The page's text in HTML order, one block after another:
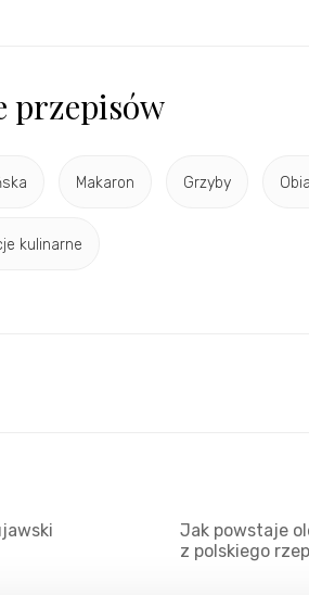
przepisów
Makaron Grzyby
kulinarne
Jak powstaje
z polskiego